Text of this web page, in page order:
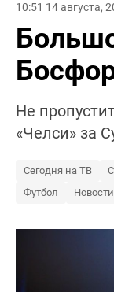
10:51 14 августа,
Не
«Челси» за
Сегодня на ТВ
Футбол
Новости